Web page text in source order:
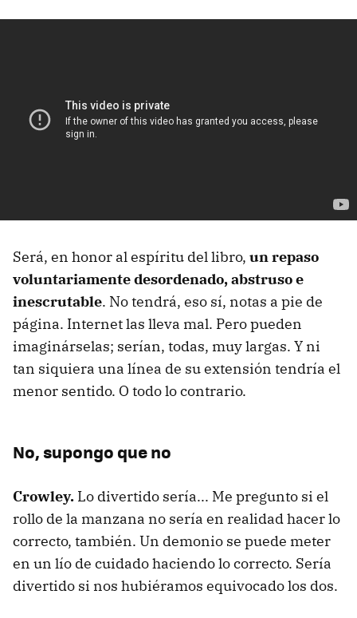
Será, en honor al espíritu del libro, un repaso
voluntariamente desordenado, abstruso e
inescrutable. No tendrá, eso sí, notas a pie de
página. Internet las lleva mal. Pero pueden
imaginárselas; serían, todas, muy largas. Y ni
tan siquiera una línea de su extensión tendría el
menor sentido. O todo lo contrario.
No, supongo que no
Crowley. Lo divertido sería... Me pregunto si el
rollo de la manzana no sería en realidad hacer lo
correcto, también. Un demonio se puede meter
en un lío de cuidado haciendo lo correcto. Sería
divertido si nos hubiéramos equivocado los dos.